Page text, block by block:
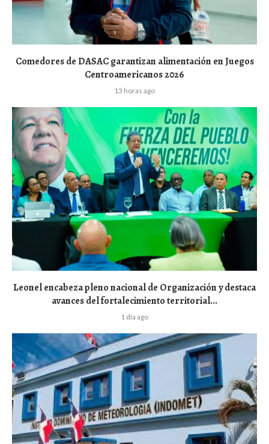
Comedores de DASAC garantizan alimentación en Juegos
Centroamericanos 2026
13 horas ago
Leonel encabeza pleno nacional de Organización y destaca
avances del fortalecimiento territorial...
1 día ago